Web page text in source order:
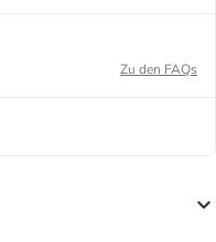
Zu den FAQs